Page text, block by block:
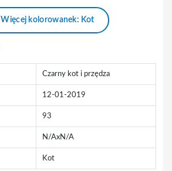
Więcej kolorowanek: Kot
Czarny kot i przędza
12-01-2019
93
N/AxN/A
Kot